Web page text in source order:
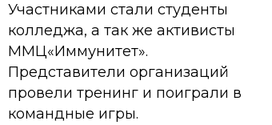
Участниками стали студенты
колледжа, а так же активисты
ММЦ«Иммунитет».
Представители организаций
провели тренинг и поиграли в
командные игры.